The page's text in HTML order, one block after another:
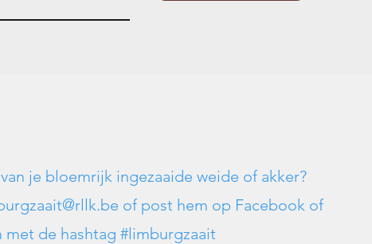
je bloemrijk ingezaaide weide of akker?
of post hem op Facebook of
met de hashtag #limburgzaait